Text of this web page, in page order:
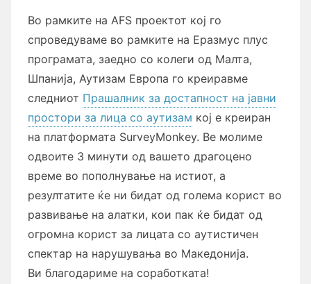
Во рамките на AFS проектот кој го
спроведуваме во рамките на Еразмус плус
програмата, заедно со колеги од Малта,
Шпанија, Аутизам Европа го креиравме
следниот Прашалник за достапност на јавни
простори за лица со аутизам кој е креиран
на платформата SurveyMonkey. Ве молиме
одвоите 3 минути од вашето драгоцено
време во пополнување на истиот, а
резултатите ќе ни бидат од голема корист во
развивање на алатки, кои пак ќе бидат од
огромна корист за лицата со аутистичен
спектар на нарушувања во Македонија.
Ви благодариме на соработката!